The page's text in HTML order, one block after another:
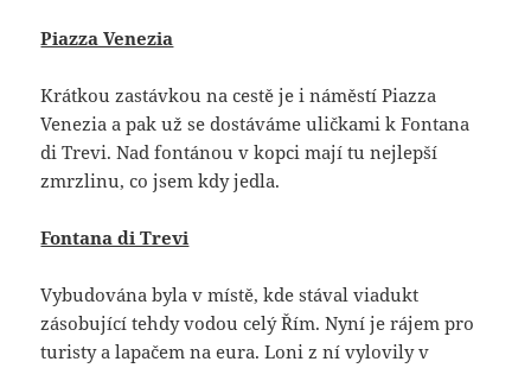
Piazza Venezia
Krátkou zastávkou na cestě je i náměstí Piazza
Venezia a pak už se dostáváme uličkami k Fontana
di Trevi. Nad fontánou v kopci mají tu nejlepší
zmrzlinu, co jsem kdy jedla.
Fontana di Trevi
Vybudována byla v místě, kde stával viadukt
zásobující tehdy vodou celý Řím. Nyní je rájem pro
turisty a lapačem na eura. Loni z ní vylovily v